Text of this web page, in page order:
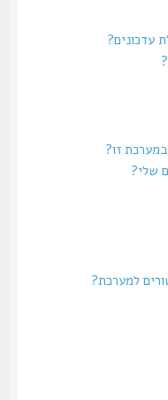
זו?
למערכת?